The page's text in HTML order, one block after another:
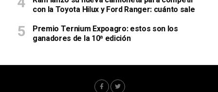
con la Toyota Hilux y Ford Ranger: cuánto sale
Premio Ternium Expoagro: estos son los
ganadores de la 10ª edición